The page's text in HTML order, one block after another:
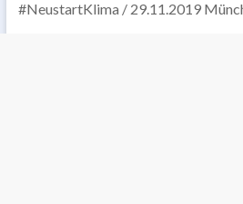
#NeustartKlima / 29.11.2019